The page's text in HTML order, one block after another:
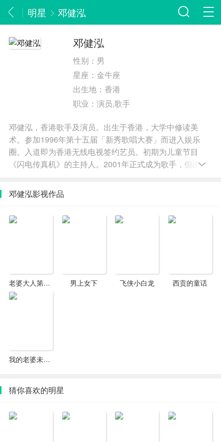
明星 邓健泓
邓健泓
性别： 男
星座： 金牛座
出生地：香港
职业：演员,歌手
邓健泓，香港歌手及演员。出生于香港，大学中修读美
术。参加1996年第十五届「新秀歌唱大赛」而进入娱乐
圈。入道即为香港无线电视签约艺员。初期为儿童节目
《闪电传真机》的主持人。2001年正式成为歌手，但由于
为唱歌无再与tvb签经纪人约。2007年再次成为tvb合约艺
人，并成为tvb史上第一位tvb和唱片公司联合经营的艺员。
除了唱歌，作词作曲，邓健泓亦会参演剧集和舞台剧，主
持节目，参与电台广播剧的声音演出。到2009年尾共出过
邓健泓影视作品
老婆大人第一季 男上女下 飞侠小白龙 西贡的童话
我的老婆未满十八岁
猜你喜欢的明星